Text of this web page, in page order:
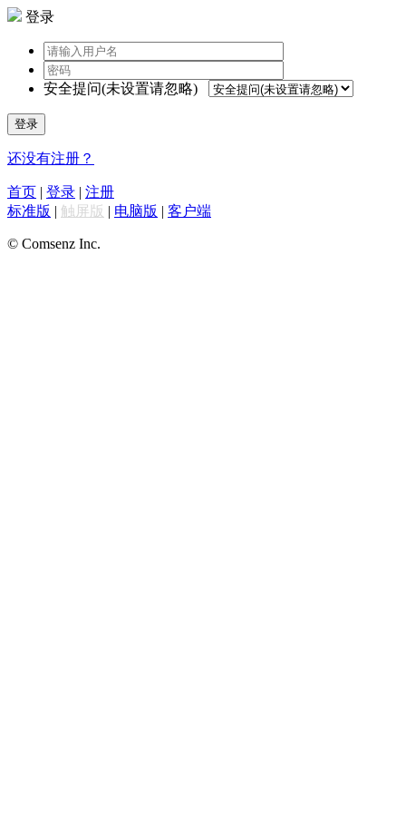
登录
安全提问(未设置请忽略)
登录
还没有注册？
首页 | 登录 | 注册
标准版 | 触屏版 | 电脑版 | 客户端
© Comsenz Inc.